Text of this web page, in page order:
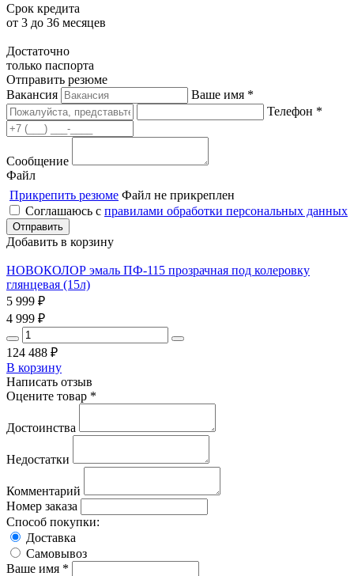
Срок кредита
от 3 до 36 месяцев
Достаточно
только паспорта
Отправить резюме
Вакансия
Ваше имя *
Телефон *
Сообщение
Файл
Прикрепить резюме Файл не прикреплен
Соглашаюсь с правилами обработки персональных данных
Добавить в корзину
НОВОКОЛОР эмаль ПФ-115 прозрачная под колеровку
глянцевая (15л)
5 999 ₽
4 999 ₽
124 488 ₽
В корзину
Написать отзыв
Оцените товар *
Достоинства
Недостатки
Комментарий
Номер заказа
Способ покупки:
Доставка
Самовывоз
Ваше имя *